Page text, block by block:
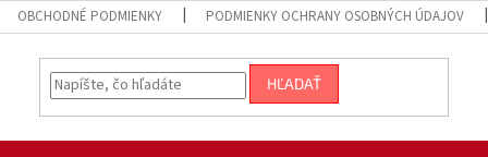
OBCHODNÉ PODMIENKY PODMIENKY OCHRANY OSOBNÝCH ÚDAJOV
HĽADAŤ